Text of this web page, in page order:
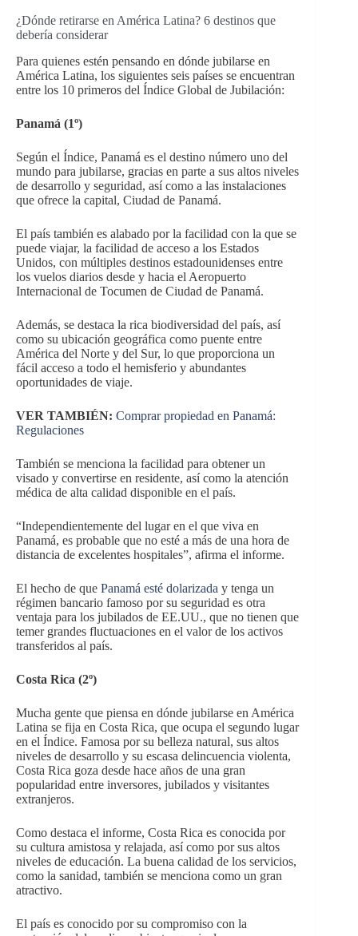
¿Dónde retirarse en América Latina? 6 destinos que
debería considerar
Para quienes estén pensando en dónde jubilarse en
América Latina, los siguientes seis países se encuentran
entre los 10 primeros del Índice Global de Jubilación:
Panamá (1º)
Según el Índice, Panamá es el destino número uno del
mundo para jubilarse, gracias en parte a sus altos niveles
de desarrollo y seguridad, así como a las instalaciones
que ofrece la capital, Ciudad de Panamá.
El país también es alabado por la facilidad con la que se
puede viajar, la facilidad de acceso a los Estados
Unidos, con múltiples destinos estadounidenses entre
los vuelos diarios desde y hacia el Aeropuerto
Internacional de Tocumen de Ciudad de Panamá.
Además, se destaca la rica biodiversidad del país, así
como su ubicación geográfica como puente entre
América del Norte y del Sur, lo que proporciona un
fácil acceso a todo el hemisferio y abundantes
oportunidades de viaje.
VER TAMBIÉN: Comprar propiedad en Panamá:
Regulaciones
También se menciona la facilidad para obtener un
visado y convertirse en residente, así como la atención
médica de alta calidad disponible en el país.
“Independientemente del lugar en el que viva en
Panamá, es probable que no esté a más de una hora de
distancia de excelentes hospitales”, afirma el informe.
El hecho de que Panamá esté dolarizada y tenga un
régimen bancario famoso por su seguridad es otra
ventaja para los jubilados de EE.UU., que no tienen que
temer grandes fluctuaciones en el valor de los activos
transferidos al país.
Costa Rica (2º)
Mucha gente que piensa en dónde jubilarse en América
Latina se fija en Costa Rica, que ocupa el segundo lugar
en el Índice. Famosa por su belleza natural, sus altos
niveles de desarrollo y su escasa delincuencia violenta,
Costa Rica goza desde hace años de una gran
popularidad entre inversores, jubilados y visitantes
extranjeros.
Como destaca el informe, Costa Rica es conocida por
su cultura amistosa y relajada, así como por sus altos
niveles de educación. La buena calidad de los servicios,
como la sanidad, también se menciona como un gran
atractivo.
El país es conocido por su compromiso con la